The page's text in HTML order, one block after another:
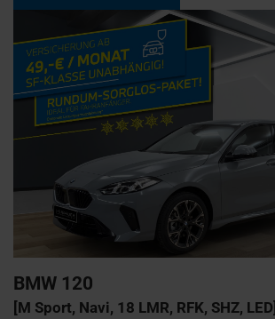
BMW 120
[M Sport, Navi, 18 LMR, RFK, SHZ, LED]